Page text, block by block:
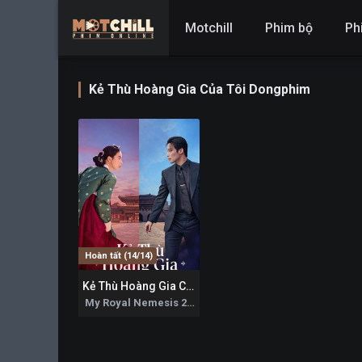
Motchill Phim bộ
Kẻ Thù Hoàng Gia Của Tôi Dongphim
Hoàn tất (14/14)
0
Kẻ Thù Hoàng Gia Của Tôi
My Royal Nemesis 2026